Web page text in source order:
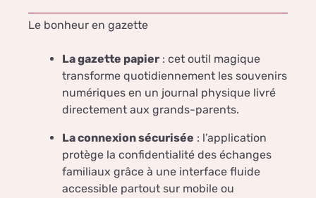
Le bonheur en gazette
La gazette papier : cet outil magique
transforme quotidiennement les souvenirs
numériques en un journal physique livré
directement aux grands-parents.
La connexion sécurisée : l’application
protège la confidentialité des échanges
familiaux grâce à une interface fluide
accessible partout sur mobile ou